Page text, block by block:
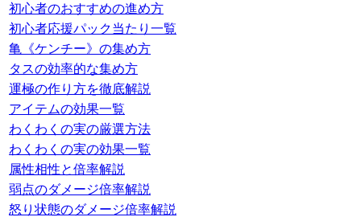
初心者のおすすめの進め方
初心者応援パック当たり一覧
亀《ケンチー》の集め方
タスの効率的な集め方
運極の作り方を徹底解説
アイテムの効果一覧
わくわくの実の厳選方法
わくわくの実の効果一覧
属性相性と倍率解説
弱点のダメージ倍率解説
怒り状態のダメージ倍率解説